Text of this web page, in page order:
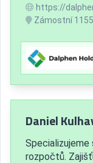
https://
Zámostní
Daniel
rozpočtů.